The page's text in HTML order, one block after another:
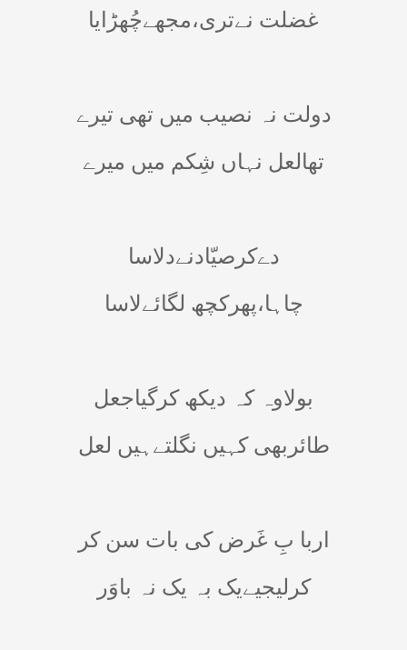
غضلت نےتری،مجھےچُھڑایا
دولت نہ نصیب میں تھی تیرے
تھالعل نہاں شِکم میں میرے
دےکرصیّادنےدلاسا
چاہا،پھرکچھ لگائےلاسا
بولاوہ کہ دیکھ کرگیاجعل
طائربھی کہیں نگلتےہیں لعل
اربا بِ غَرض کی بات سن کر
کرلیجیےیک بہ یک نہ باوَر